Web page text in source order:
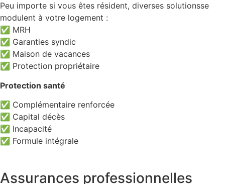
Peu importe si vous êtes résident, diverses solutionsse
modulent à votre logement :
✅ MRH
✅ Garanties syndic
✅ Maison de vacances
✅ Protection propriétaire
Protection santé
✅ Complémentaire renforcée
✅ Capital décès
✅ Incapacité
✅ Formule intégrale
Assurances professionnelles